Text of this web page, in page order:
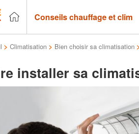
Conseils chauffage et clim
> Climatisation > Bien choisir sa climatisation >
installer sa